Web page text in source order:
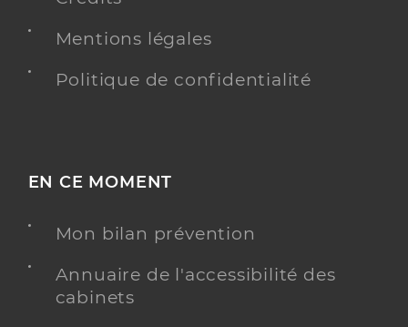
Mentions légales
Politique de confidentialité
EN CE MOMENT
Mon bilan prévention
Annuaire de l'accessibilité des
cabinets